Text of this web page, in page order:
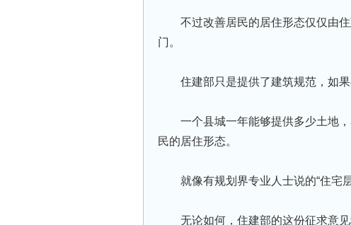
不过改善居⺠的居住形态仅仅由
⻔。
住建部只是提供了建筑规范，如
一个县城一年能够提供多少土地
⺠的居住形态。
就像有规划界专业人士说的“住宅
无论如何，住建部的这份征求意